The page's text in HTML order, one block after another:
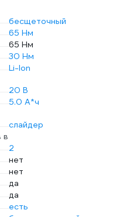
бесщеточный
65 Нм
65 Нм
30 Нм
Li-Ion
20 В
5.0 А*ч
слайдер
в
2
нет
нет
да
да
есть